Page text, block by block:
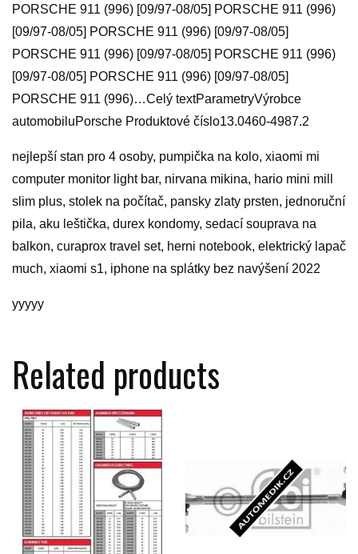
PORSCHE 911 (996) [09/97-08/05] PORSCHE 911 (996)
[09/97-08/05] PORSCHE 911 (996) [09/97-08/05]
PORSCHE 911 (996) [09/97-08/05] PORSCHE 911 (996)
[09/97-08/05] PORSCHE 911 (996) [09/97-08/05]
PORSCHE 911 (996)…Celý textParametryVýrobce
automobiluPorsche Produktové číslo13.0460-4987.2
nejlepší stan pro 4 osoby, pumpička na kolo, xiaomi mi
computer monitor light bar, nirvana mikina, hario mini mill
slim plus, stolek na počítač, pansky zlaty prsten, jednoruční
pila, aku leštička, durex kondomy, sedací souprava na
balkon, curaprox travel set, herni notebook, elektrický lapač
much, xiaomi s1, iphone na splátky bez navýšení 2022
yyyyy
Related products